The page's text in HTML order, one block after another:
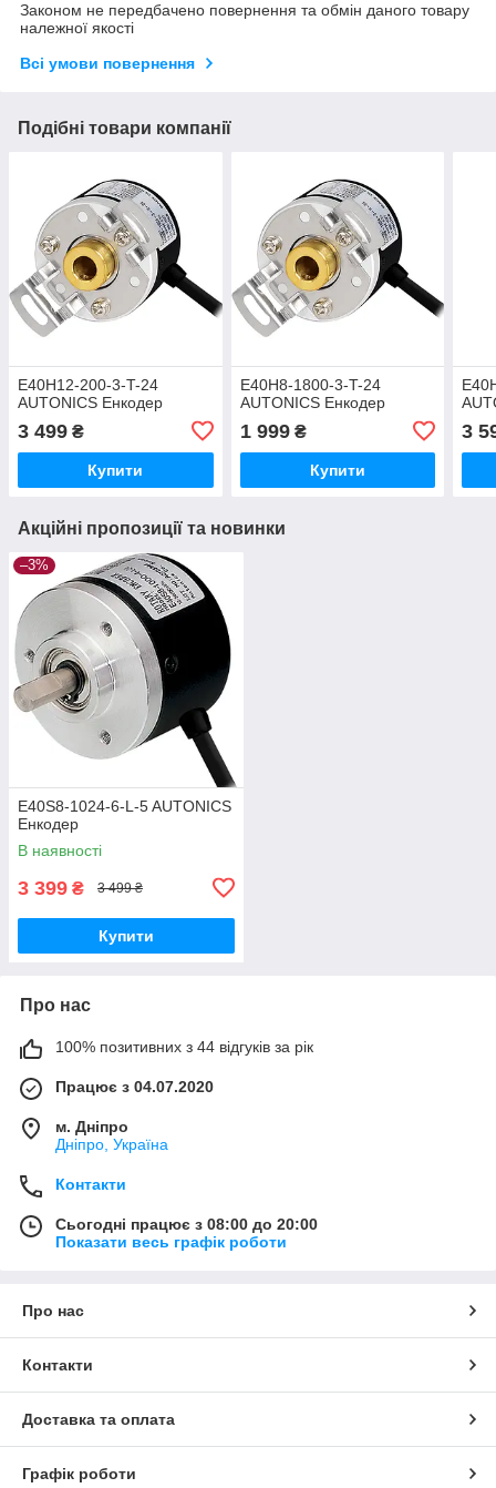
Законом не передбачено повернення та обмін даного товару
належної якості
Всі умови повернення
Подібні товари компанії
E40H12-200-3-T-24
AUTONICS Енкодер
3 499 ₴
Купити
E40H8-1800-3-T-24
AUTONICS Енкодер
1 999₴
Купити
3
Акційні пропозиції та новинки
–3%
E40S8-1024-6-L-5 AUTONICS
Енкодер
В наявності
3 399 ₴ 3 499 ₴
Купити
Про нас
100% позитивних з 44 відгуків за рік
Працює з 04.07.2020
м. Дніпро
Дніпро, Україна
Контакти
Сьогодні працює з 08:00 до 20:00
Показати весь графік роботи
Про нас
Контакти
Доставка та оплата
Графік роботи